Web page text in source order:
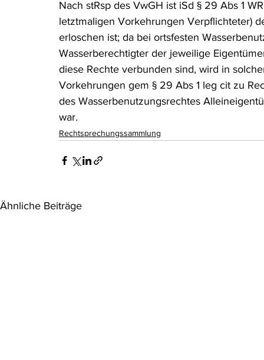
Nach stRsp des VwGH ist iSd § 29 Abs 1
letztmaligen Vorkehrungen Verpflichteter)
erloschen ist; da bei ortsfesten
Wasserberechtigter der jeweilige
diese Rechte verbunden sind, wird in
Vorkehrungen gem § 29 Abs 1 leg cit zu
des Wasserbenutzungsrechtes
war.
Rechtsprechungssammlung
Ähnliche Beiträge